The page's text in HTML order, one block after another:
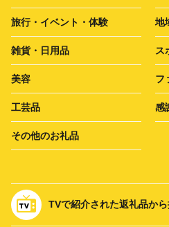
旅行・イベント・体験 地
雑貨・日用品 ス
美容 フ
工芸品 感
その他のお礼品
TVで紹介された返礼品か